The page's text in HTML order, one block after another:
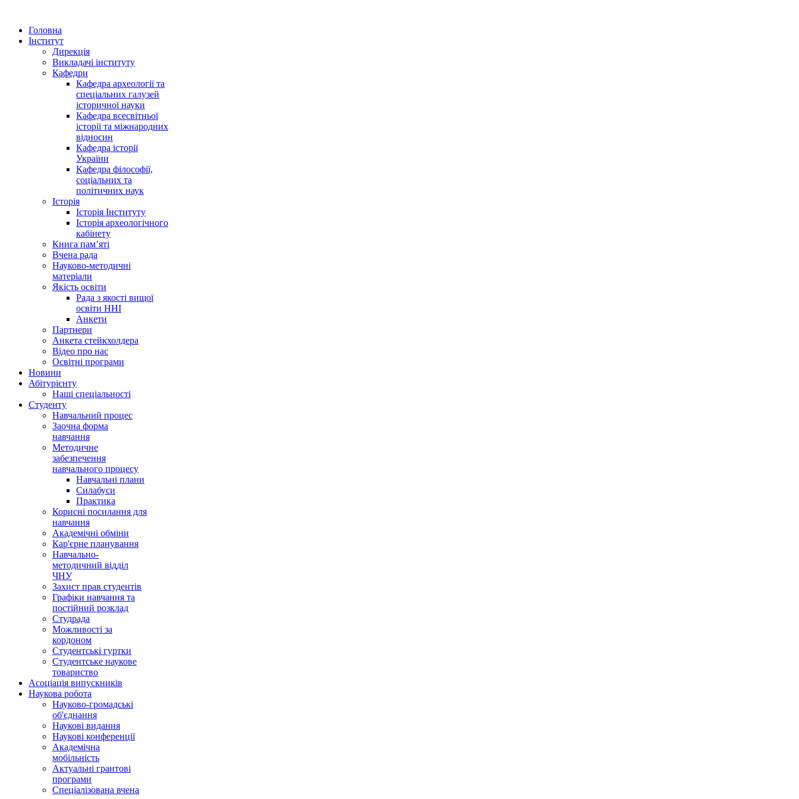
Головна
Інститут
Дирекція
Викладачі інституту
Кафедри
Кафедра археології та
спеціальних галузей
історичної науки
Кафедра всесвітньої
історії та міжнародних
відносин
Кафедра історії
України
Кафедра філософії,
соціальних та
політичних наук
Історія
Історія Інституту
Історія археологічного
кабінету
Книга памʼяті
Вчена рада
Науково-методичні
матеріали
Якість освіти
Рада з якості вищої
освіти ННІ
Анкети
Партнери
Анкета стейкхолдера
Відео про нас
Освітні програми
Hовини
Абітурієнту
Наші спеціальності
Студенту
Навчальний процес
Заочна форма
навчання
Методичне
забезпечення
навчального процесу
Навчальні плани
Силабуси
Практика
Корисні посилання для
навчання
Академічні обміни
Кар'єрне планування
Навчально-
методичний відділ
ЧНУ
Захист прав студентів
Графіки навчання та
постійний розклад
Студрада
Можливості за
кордоном
Студентські гуртки
Студентське наукове
товариство
Асоціація випускників
Наукова робота
Науково-громадські
об'єднання
Наукові видання
Наукові конференції
Академічна
мобільність
Актуальні грантові
програми
Спеціалізована вчена